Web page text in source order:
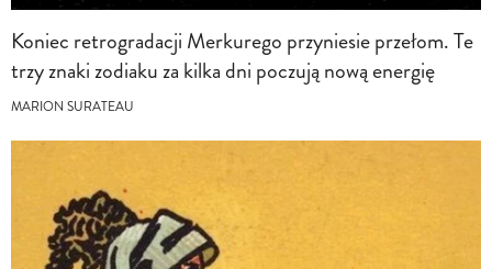
Koniec retrogradacji Merkurego przyniesie przełom. Te
trzy znaki zodiaku za kilka dni poczują nową energię
MARION SURATEAU